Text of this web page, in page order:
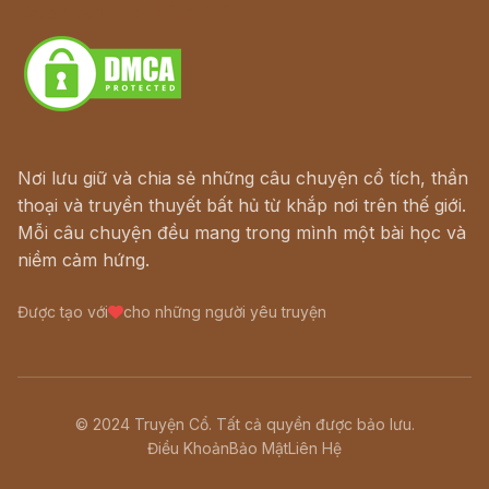
Nơi lưu giữ và chia sẻ những câu chuyện cổ tích, thần
thoại và truyền thuyết bất hủ từ khắp nơi trên thế giới.
Mỗi câu chuyện đều mang trong mình một bài học và
niềm cảm hứng.
Được tạo với cho những người yêu truyện
© 2024 Truyện Cổ. Tất cả quyền được bảo lưu.
Điều KhoảnBảo MậtLiên Hệ